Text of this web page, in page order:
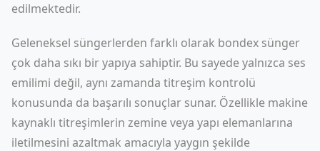
edilmektedir.
Geleneksel süngerlerden farklı olarak bondex sünger
çok daha sıkı bir yapıya sahiptir. Bu sayede yalnızca ses
emilimi değil, aynı zamanda titreşim kontrolü
konusunda da başarılı sonuçlar sunar. Özellikle makine
kaynaklı titreşimlerin zemine veya yapı elemanlarına
iletilmesini azaltmak amacıyla yaygın şekilde